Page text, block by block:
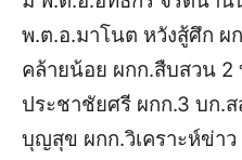
พ.ต.อ.มาโนต หวังสู้ศึก ผ
คล้ายน้อย ผกก.สืบสวน 2
ประชาชัยศรี ผกก.3 บก.
บุญสุข ผกก.วิเคราะห์ข่า